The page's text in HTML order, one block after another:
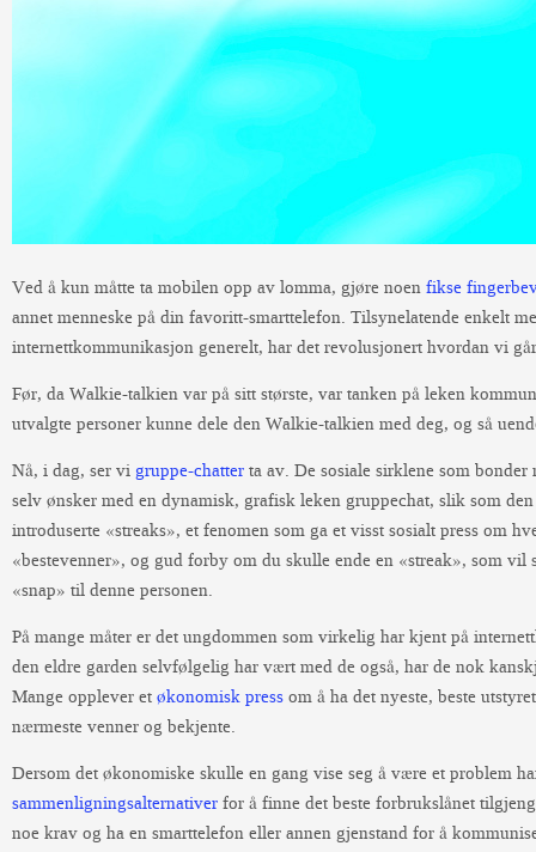
Ved å kun måtte ta mobilen opp av lomma, gjøre noen fikse
annet menneske på din favoritt-smarttelefon. Tilsynelatende enkelt
internettkommunikasjon generelt, har det revolusjonert hvordan vi
Før, da Walkie-talkien var på sitt største, var tanken på leken
utvalgte personer kunne dele den Walkie-talkien med deg, og så
Nå, i dag, ser vi gruppe-chatter ta av. De sosiale sirklene som
selv ønsker med en dynamisk, grafisk leken gruppechat, slik som
introduserte «streaks», et fenomen som ga et visst sosialt press om
«bestevenner», og gud forby om du skulle ende en «streak», som vil
«snap» til denne personen.
På mange måter er det ungdommen som virkelig har kjent på
den eldre garden selvfølgelig har vært med de også, har de nok
Mange opplever et økonomisk press om å ha det nyeste, beste
nærmeste venner og bekjente.
Dersom det økonomiske skulle en gang vise seg å være et problem
sammenligningsalternativer for å finne det beste forbrukslånet
noe krav og ha en smarttelefon eller annen gjenstand for å